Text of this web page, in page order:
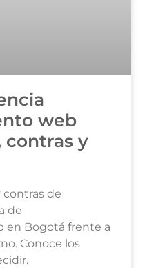
web
contras y
contras de
de
en Bogotá frente a
Conoce los